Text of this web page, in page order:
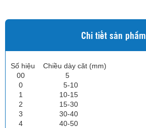
Chi tiết sản phẩm
Số hiệu Chiều dày căt (mm)
00 5
0 5-10
1 10-15
2 15-30
3 30-40
4 40-50